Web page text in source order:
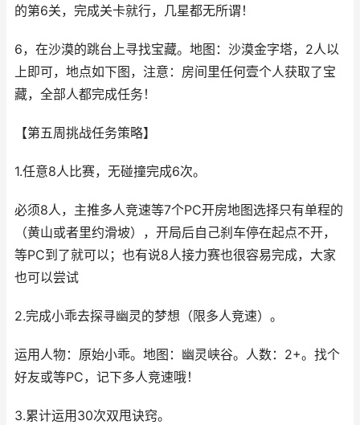
的第6关，完成关卡就行，几星都无所谓！
6，在沙漠的跳台上寻找宝藏。地图：沙漠金字塔，2人以
上即可，地点如下图，注意：房间里任何壹个人获取了宝
藏，全部人都完成任务！
【第五周挑战任务策略】
1.任意8人比赛，无碰撞完成6次。
必须8人，主推多人竞速等7个PC开房地图选择只有单程的
（黄山或者里约滑坡），开局后自己刹车停在起点不开，
等PC到了就可以；也有说8人接力赛也很容易完成，大家
也可以尝试
2.完成小乖去探寻幽灵的梦想（限多人竞速）。
运用人物：原始小乖。地图：幽灵峡谷。人数：2+。找个
好友或等PC，记下多人竞速哦！
3.累计运用30次双甩诀窍。